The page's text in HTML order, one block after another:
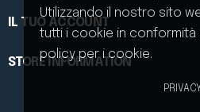
Utilizzando il nostro sito
tutti i cookie in conformità
policy per i cookie.
IL TUO ACCOUNT
STORE INFORMATION